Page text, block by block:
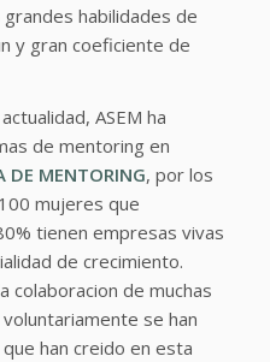
habilidades de
y gran coeficiente de
ASEM ha
de mentoring en
DE MENTORING, por los
mujeres que
tienen empresas vivas
de crecimiento.
colaboracion de muchas
se han
han creido en esta